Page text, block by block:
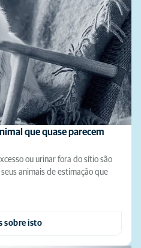
que quase parecem
ou urinar fora do sítio são
animais de estimação que
sobre isto